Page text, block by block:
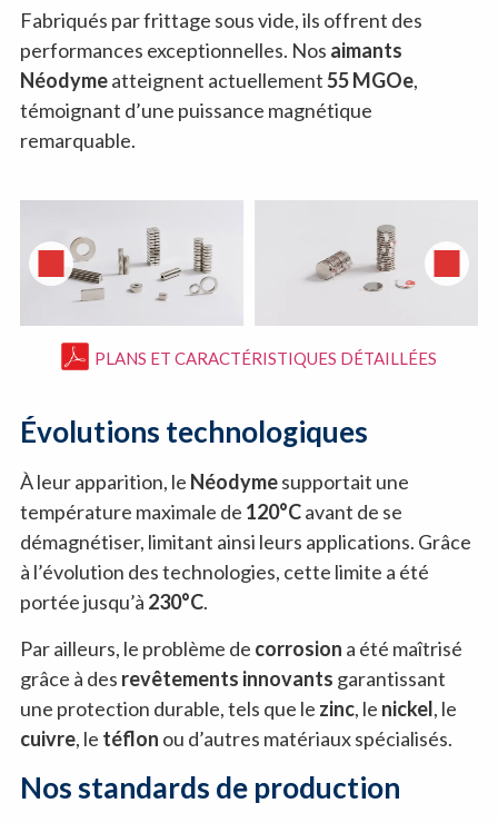
Fabriqués par frittage sous vide, ils offrent des
performances exceptionnelles. Nos aimants
Néodymeatteignent actuellement55 MGOe,
témoignant d’une puissance magnétique
remarquable.
PLANS ET CARACTÉRISTIQUES DÉTAILLÉES
Évolutions technologiques
À leur apparition, le Néodymesupportait une
température maximale de 120°Cavant de se
démagnétiser, limitant ainsi leurs applications. Grâce
à l’évolution des technologies, cette limite a été
portée jusqu’à 230°C.
Par ailleurs, le problème de corrosion a été maîtrisé
grâce à des revêtements innovants garantissant
une protection durable, tels que le zinc, le nickel, le
cuivre, le téflon ou d’autres matériaux spécialisés.
Nos standards de production